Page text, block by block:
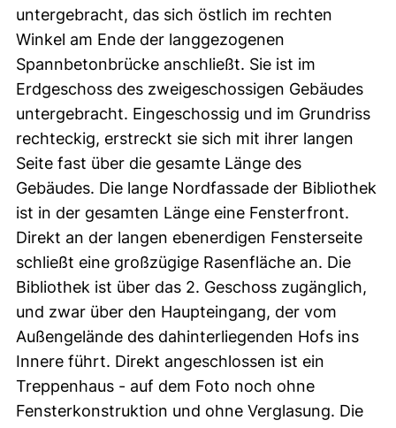
untergebracht, das sich östlich im rechten
Winkel am Ende der langgezogenen
Spannbetonbrücke anschließt. Sie ist im
Erdgeschoss des zweigeschossigen Gebäudes
untergebracht. Eingeschossig und im Grundriss
rechteckig, erstreckt sie sich mit ihrer langen
Seite fast über die gesamte Länge des
Gebäudes. Die lange Nordfassade der Bibliothek
ist in der gesamten Länge eine Fensterfront.
Direkt an der langen ebenerdigen Fensterseite
schließt eine großzügige Rasenfläche an. Die
Bibliothek ist über das 2. Geschoss zugänglich,
und zwar über den Haupteingang, der vom
Außengelände des dahinterliegenden Hofs ins
Innere führt. Direkt angeschlossen ist ein
Treppenhaus - auf dem Foto noch ohne
Fensterkonstruktion und ohne Verglasung. Die